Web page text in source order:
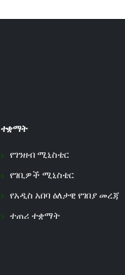
ተቋማት
የገንዘብ ሚኒስቴር
የገቢዎች ሚኒስቴር
የአዲስ አበባ ዕለታዊ የገበያ መረጃ
ተጠሪ ተቋማት